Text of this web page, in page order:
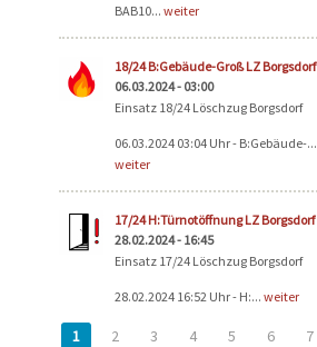
BAB10... weiter
18/24 B:Gebäude-Groß LZ Borgsdorf
06.03.2024 - 03:00
Einsatz 18/24 Löschzug Borgsdorf
06.03.2024 03:04 Uhr - B:Gebäude-...
weiter
17/24 H:Türnotöffnung LZ Borgsdorf
28.02.2024 - 16:45
Einsatz 17/24 Löschzug Borgsdorf
28.02.2024 16:52 Uhr - H:... weiter
1 2 3 4 5 6
7